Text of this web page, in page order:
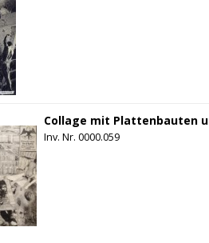
Collage mit Plattenbauten
Inv. Nr. 0000.059